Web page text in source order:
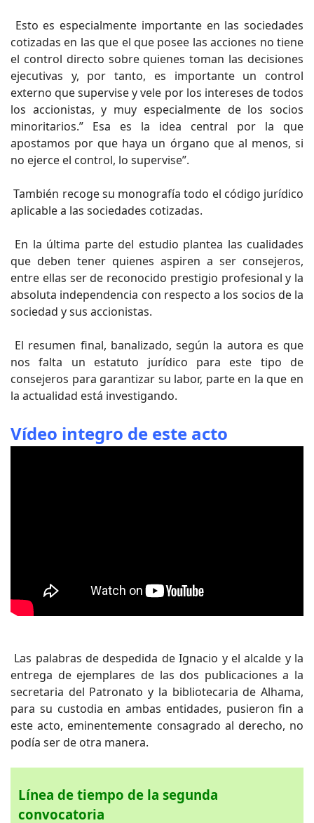
Esto es especialmente importante en las sociedades
cotizadas en las que el que posee las acciones no tiene
el control directo sobre quienes toman las decisiones
ejecutivas y, por tanto, es importante un control
externo que supervise y vele por los intereses de todos
los accionistas, y muy especialmente de los socios
minoritarios.” Esa es la idea central por la que
apostamos por que haya un órgano que al menos, si
no ejerce el control, lo supervise”.
También recoge su monografía todo el código jurídico
aplicable a las sociedades cotizadas.
En la última parte del estudio plantea las cualidades
que deben tener quienes aspiren a ser consejeros,
entre ellas ser de reconocido prestigio profesional y la
absoluta independencia con respecto a los socios de la
sociedad y sus accionistas.
El resumen final, banalizado, según la autora es que
nos falta un estatuto jurídico para este tipo de
consejeros para garantizar su labor, parte en la que en
la actualidad está investigando.
Vídeo integro de este acto
Las palabras de despedida de Ignacio y el alcalde y la
entrega de ejemplares de las dos publicaciones a la
secretaria del Patronato y la bibliotecaria de Alhama,
para su custodia en ambas entidades, pusieron fin a
este acto, eminentemente consagrado al derecho, no
podía ser de otra manera.
Línea de tiempo de la segunda
convocatoria